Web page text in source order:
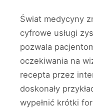
Świat medycyny
cyfrowe usługi
pozwala
oczekiwania na
recepta przez
doskonały
wypełnić krótki